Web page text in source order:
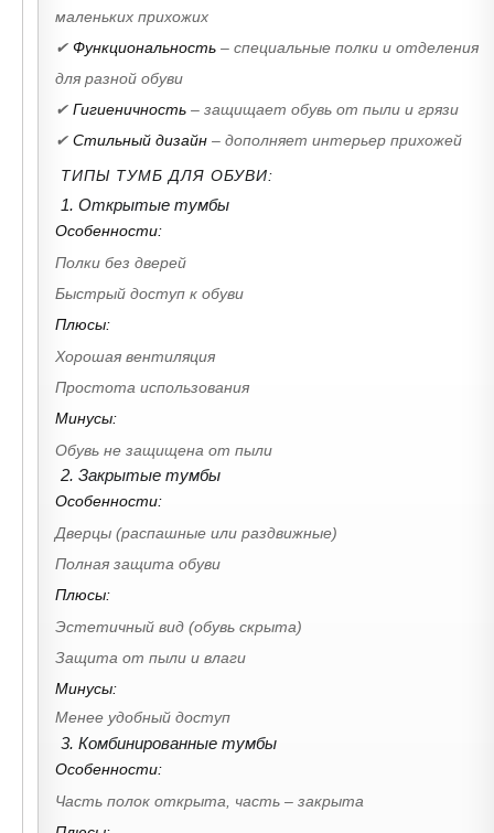
маленьких прихожих
✔ Функциональность – специальные полки и отделения
для разной обуви
✔ Гигиеничность – защищает обувь от пыли и грязи
✔ Стильный дизайн – дополняет интерьер прихожей
ТИПЫ ТУМБ ДЛЯ ОБУВИ:
1. Открытые тумбы
Особенности:
Полки без дверей
Быстрый доступ к обуви
Плюсы:
Хорошая вентиляция
Простота использования
Минусы:
Обувь не защищена от пыли
2. Закрытые тумбы
Особенности:
Дверцы (распашные или раздвижные)
Полная защита обуви
Плюсы:
Эстетичный вид (обувь скрыта)
Защита от пыли и влаги
Минусы:
Менее удобный доступ
3. Комбинированные тумбы
Особенности:
Часть полок открыта, часть – закрыта